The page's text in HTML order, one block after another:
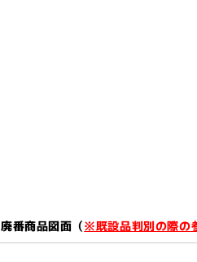
廃番商品図面（※既設品判別の際の